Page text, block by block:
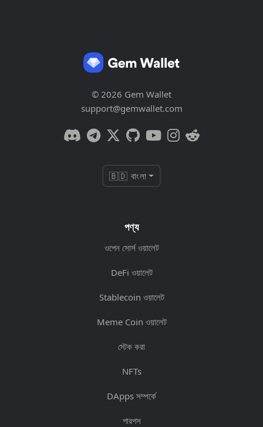
© 2026 Gem Wallet
support@gemwallet.com
🇧🇩 বাংলা
পণ্য
ওপেন সোর্স ওয়ালেট
DeFi ওয়ালেট
Stablecoin ওয়ালেট
Meme Coin ওয়ালেট
স্টেক করা
NFTs
DApps সম্পর্কে
পারপস